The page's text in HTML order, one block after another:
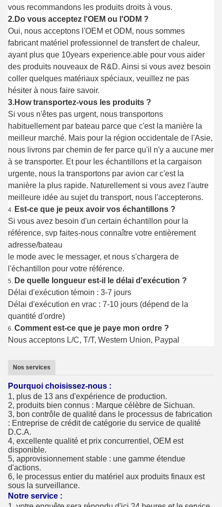
vous recommandons les produits droits à vous.
2.Do vous acceptez l'OEM ou l'ODM ?
Oui, nous acceptons l'OEM et ODM, nous sommes
fabricant matériel professionnel de transfert de chaleur,
ayant plus que 10years experience.able pour vous aider
des produits nouveaux de R&D. Ainsi si vous avez besoin
coller quelques matériaux spéciaux, veuillez ne pas
hésiter à nous faire savoir.
3.How transportez-vous les produits ?
Si vous n'êtes pas urgent, nous transportons
habituellement par bateau parce que c'est la manière la
meilleur marché. Mais pour la région occidentale de l'Asie,
nous livrons par chemin de fer parce qu'il n'y a aucune mer
à se transporter. Et pour les échantillons et la cargaison
urgente, nous la transportons par avion car c'est la
manière la plus rapide. Naturellement si vous avez l'autre
meilleure idée au sujet du transport, nous l'accepterons.
4. Est-ce que je peux avoir vos échantillons ?
Si vous avez besoin d'un certain échantillon pour la
référence, svp faites-nous connaître votre entièrement
adresse/bateau
le mode avec le messager, et nous s'chargera de
l'échantillon pour votre référence.
5. De quelle longueur est-il le délai d'exécution ?
Délai d'exécution témoin : 3-7 jours
Délai d'exécution en vrac : 7-10 jours (dépend de la
quantité d'ordre)
6. Comment est-ce que je paye mon ordre ?
Nous acceptons L/C, T/T, Western Union, Paypal
Nos services
Pourquoi choisissez-nous :
1, plus de 13 ans d'expérience de production.
2, produits bien connus : Marque célèbre de Sichuan.
3, bon contrôle de qualité dans le processus de fabrication
: Entreprise de crédit de catégorie du service de qualité
D.C.A.
4, excellente qualité et prix concurrentiel, OEM est
disponible.
5, approvisionnement stable : une gamme étendue
d'actions.
6, le processus entier du matériel aux produits finaux est
sous la surveillance.
Notre service :